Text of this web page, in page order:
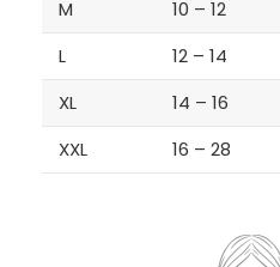
M
10 – 12
L
12 – 14
XL
14 – 16
XXL
16 – 28